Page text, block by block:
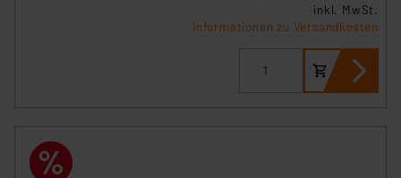
inkl. MwSt.
Informationen zu Versandkosten